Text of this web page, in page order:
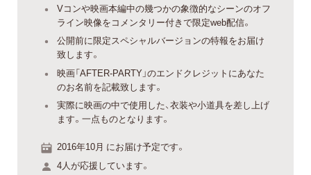
Vコンや映画本編中の幾つかの象徴的なシーンのオフ
ライン映像をコメンタリー付きで限定web配信。
公開前に限定スペシャルバージョンの特報をお届け
致します。
映画「AFTER-PARTY」のエンドクレジットにあなた
のお名前を記載致します。
実際に映画の中で使用した、衣装や小道具を差し上げ
ます。一点ものとなります。
2016年10月 にお届け予定です。
4人が応援しています。